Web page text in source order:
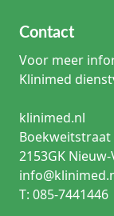
Contact
Voor meer
Klinimed
klinimed.nl
Boekweitstraat
2153GK
T: 085-7441446